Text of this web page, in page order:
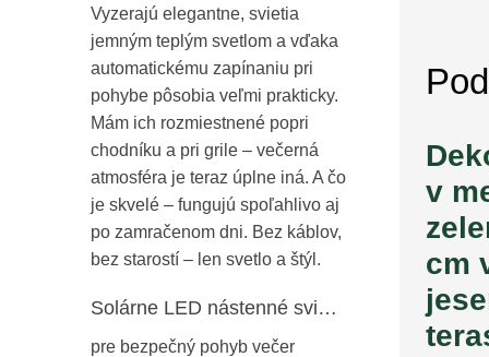
Vyzerajú elegantne, svietia
jemným teplým svetlom a vďaka
automatickému zapínaniu pri
pohybe pôsobia veľmi prakticky.
Mám ich rozmiestnené popri
chodníku a pri grile – večerná
atmosféra je teraz úplne iná. A čo
je skvelé – fungujú spoľahlivo aj
po zamračenom dni. Bez káblov,
bez starostí – len svetlo a štýl.
Solárne LED nástenné svietidlo s pohybovým a súmrakovým senzorom – vonkajšie fasádne osvetlenie IP65
pre bezpečný pohyb večer
v
cm